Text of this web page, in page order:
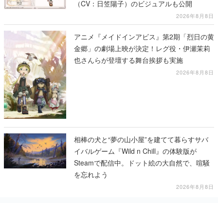
（CV：日笠陽子）のビジュアルも公開
2026年8月8日
アニメ『メイドインアビス』第2期「烈日の黄
金郷」の劇場上映が決定！レグ役・伊瀬茉莉
也さんらが登壇する舞台挨拶も実施
2026年8月8日
相棒の犬と“夢の山小屋”を建てて暮らすサバ
イバルゲーム『Wild n Chill』の体験版が
Steamで配信中。ドット絵の大自然で、喧騒
を忘れよう
2026年8月8日